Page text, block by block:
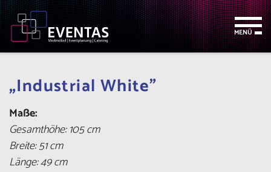
Seitenbereiche:
Zum
Inhalt
Zur
Hauptnavigation
Zur
Footernavigation
MENÜ
„Industrial White"
Maße:
Gesamthöhe: 105 cm
Breite: 51 cm
Länge: 49 cm